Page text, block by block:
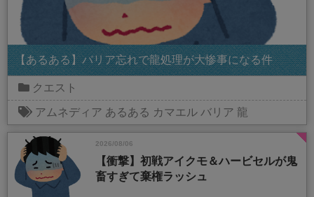
【あるある】バリア忘れで龍処理が大惨事になる件
クエスト
アムネディア あるある カマエル バリア 龍
2026/08/06
【衝撃】初戦アイクモ＆ハービセルが鬼
畜すぎて棄権ラッシュ